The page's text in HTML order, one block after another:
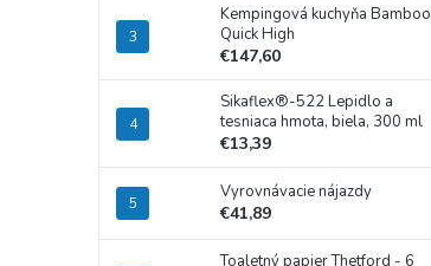
Kempingová kuchyňa Bamboo
Quick High
€147,60
Sikaflex®-522 Lepidlo a
tesniaca hmota, biela, 300 ml
€13,39
Vyrovnávacie nájazdy
€41,89
Toaletný papier Thetford - 6